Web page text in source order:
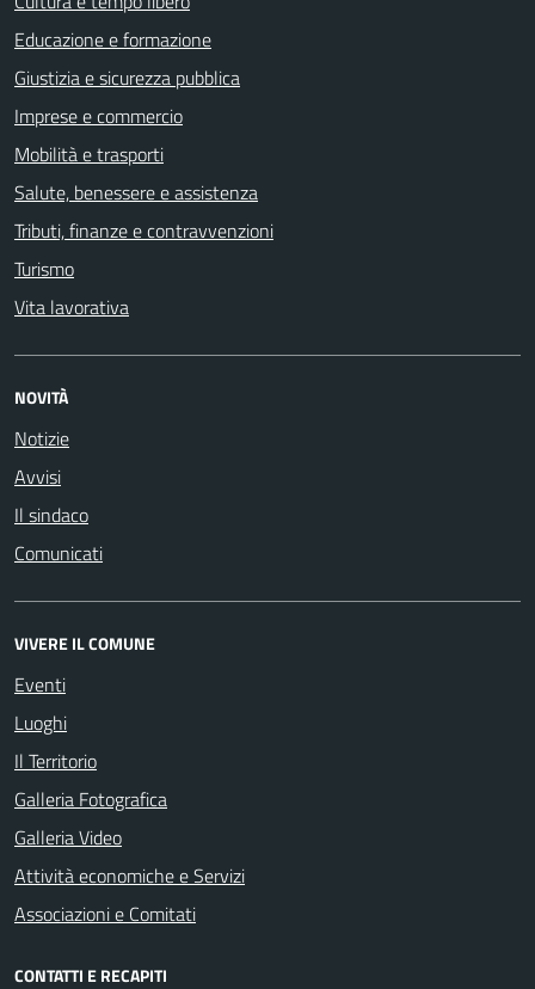
Educazione e formazione
Giustizia e sicurezza pubblica
Imprese e commercio
Mobilità e trasporti
Salute, benessere e assistenza
Tributi, finanze e contravvenzioni
Turismo
Vita lavorativa
NOVITÀ
Notizie
Avvisi
Il sindaco
Comunicati
VIVERE IL COMUNE
Eventi
Luoghi
Il Territorio
Galleria Fotografica
Galleria Video
Attività economiche e Servizi
Associazioni e Comitati
CONTATTI E RECAPITI